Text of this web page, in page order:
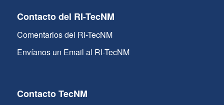
Contacto del RI-TecNM
Comentarios del RI-TecNM
Envíanos un Email al RI-TecNM
Contacto TecNM